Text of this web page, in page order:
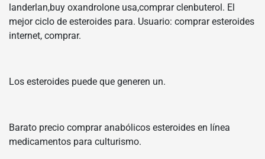
landerlan,buy oxandrolone usa,comprar clenbuterol. El
mejor ciclo de esteroides para. Usuario: comprar esteroides
internet, comprar.
Los esteroides puede que generen un.
Barato precio comprar anabólicos esteroides en línea
medicamentos para culturismo.